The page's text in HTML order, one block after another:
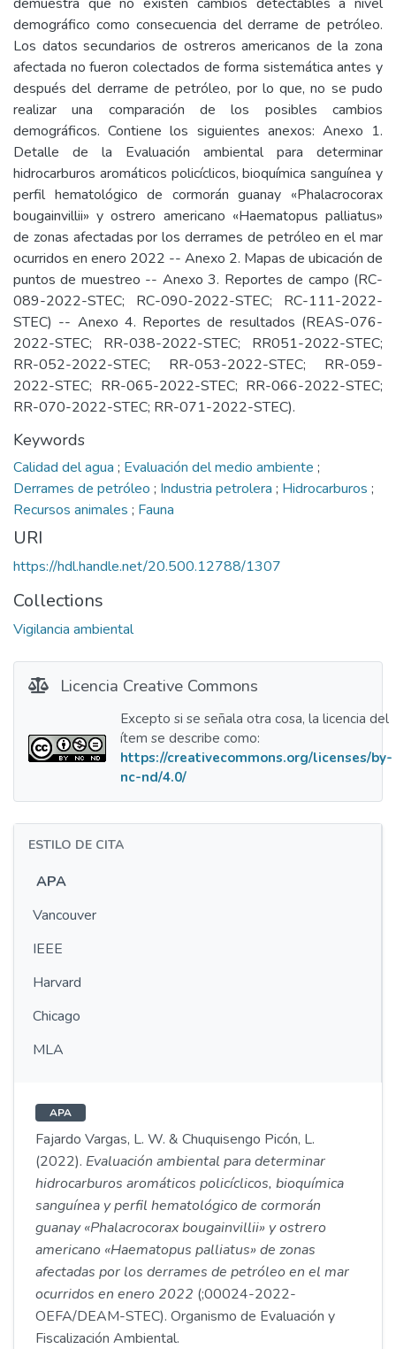
demográfico como consecuencia del derrame de petróleo.
Los datos secundarios de ostreros americanos de la zona
afectada no fueron colectados de forma sistemática antes y
después del derrame de petróleo, por lo que, no se pudo
realizar una comparación de los posibles cambios
demográficos. Contiene los siguientes anexos: Anexo 1.
Detalle de la Evaluación ambiental para determinar
hidrocarburos aromáticos policíclicos, bioquímica sanguínea y
perfil hematológico de cormorán guanay «Phalacrocorax
bougainvillii» y ostrero americano «Haematopus palliatus»
de zonas afectadas por los derrames de petróleo en el mar
ocurridos en enero 2022 -- Anexo 2. Mapas de ubicación de
puntos de muestreo -- Anexo 3. Reportes de campo (RC-
089-2022-STEC; RC-090-2022-STEC; RC-111-2022-
STEC) -- Anexo 4. Reportes de resultados (REAS-076-
2022-STEC; RR-038-2022-STEC; RR051-2022-STEC;
RR-052-2022-STEC; RR-053-2022-STEC; RR-059-
2022-STEC; RR-065-2022-STEC; RR-066-2022-STEC;
RR-070-2022-STEC; RR-071-2022-STEC).
Keywords
Calidad del agua ; Evaluación del medio ambiente ;
Derrames de petróleo ; Industria petrolera ; Hidrocarburos ;
Recursos animales ; Fauna
URI
https://hdl.handle.net/20.500.12788/1307
Collections
Vigilancia ambiental
Licencia Creative Commons
Excepto si se señala otra cosa, la licencia del
ítem se describe como:
https://creativecommons.org/licenses/by-
nc-nd/4.0/
ESTILO DE CITA
APA
Vancouver
IEEE
Harvard
Chicago
MLA
APA
Fajardo Vargas, L. W. & Chuquisengo Picón, L.
(2022). Evaluación ambiental para determinar
hidrocarburos aromáticos policíclicos, bioquímica
sanguínea y perfil hematológico de cormorán
guanay «Phalacrocorax bougainvillii» y ostrero
americano «Haematopus palliatus» de zonas
afectadas por los derrames de petróleo en el mar
ocurridos en enero 2022 (;00024-2022-
OEFA/DEAM-STEC). Organismo de Evaluación y
Fiscalización Ambiental.